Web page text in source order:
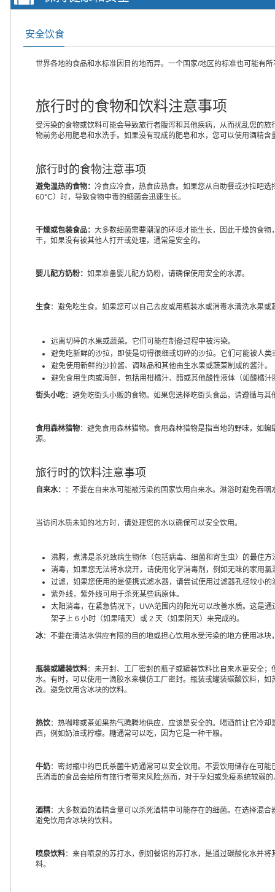
安全饮食
世界各地的食品和水标准因目的地而异。一个国家/地区的标准也可能有
旅行时的食物和饮料注意事项
受污染的食物或饮料可能会导致旅行者腹泻和其他疾病，从而扰乱您的
物前务必用肥皂和水洗手。如果没有现成的肥皂和水，您可以使用酒精
旅行时的食物注意事项
避免温热的食物： 冷食应冷食，热食应热食。如果您从自助餐或沙拉吧
60°C）时，导致食物中毒的细菌会迅速生长。
干燥或包装食品： 大多数细菌需要潮湿的环境才能生长，因此干燥的食
干，如果没有被其他人打开或处理，通常是安全的。
婴儿配方奶粉： 如果准备婴儿配方奶粉，请确保使用安全的水源。
生食：避免吃生食。如果您可以自己去皮或用瓶装水或消毒水清洗水果
远离切碎的水果或蔬菜。它们可能在制备过程中被污染。
避免吃新鲜的沙拉，即使是切得很细或切碎的沙拉。它们可能被人
避免使用新鲜的沙拉酱、调味品和其他由生水果或蔬菜制成的酱汁。
避免食用生肉或海鲜，包括用柑橘汁、醋或其他酸性液体（如酸橘汁
街头小吃：避免吃街头小贩的食物。如果您选择吃街头食品，请遵循与
食用森林猎物：避免食用森林猎物。食用森林猎物是指当地的野味，如
源。
旅行时的饮料注意事项
自来水： ：不要在自来水可能被污染的国家饮用自来水。淋浴时避免吞
当访问水质未知的地方时，请处理您的水以确保可以安全饮用。
沸腾，煮沸是杀死致病生物体（包括病毒、细菌和寄生虫）的最佳方
消毒，如果您无法将水烧开，请使用化学消毒剂，例如无味的家用
过滤，如果您使用的是便携式滤水器，请尝试使用过滤器孔径较小
紫外线，紫外线可用于杀死某些病原体。
太阳消毒，在紧急情况下，UVA范围内的阳光可以改善水质。这是
架子上 6 小时（如果晴天）或 2 天（如果阴天）来完成的。
冰：不要在清洁水供应有限的目的地或担心饮用水受污染的地方使用冰
瓶装或罐装饮料：未开封、工厂密封的瓶子或罐装饮料比自来水更安全
水。有时，可以使用一滴胶水来模仿工厂密封。瓶装或罐装碳酸饮料，
改。避免饮用含冰块的饮料。
热饮：热咖啡或茶如果热气腾腾地供应，应该是安全的。喝酒前让它冷
西，例如奶油或柠檬。糖通常可以吃，因为它是一种干粮。
牛奶：密封瓶中的巴氏杀菌牛奶通常可以安全饮用。不要饮用储存在可
氏消毒的食品会给所有旅行者带来风险;然而，对于孕妇或免疫系统较弱
酒精：大多数酒的酒精含量可以杀死酒精中可能存在的细菌。在选择混
避免饮用含冰块的饮料。
喷泉饮料：来自喷泉的苏打水，例如餐馆的苏打水，是通过碳酸化水并
料。